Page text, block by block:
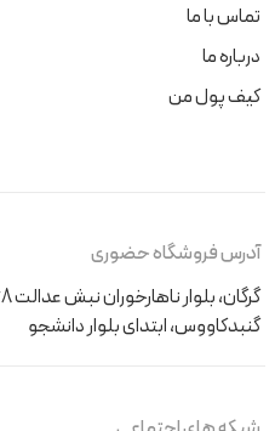
تماس با ما
درباره ما
کیف پول من
آدرس فروشگاه حضوری
گرگان، بلوار ناهارخوران نبش عدالت 68
گنبدکاووس، ابتدای بلوار دانشجو